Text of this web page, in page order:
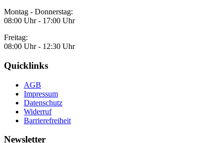
Montag - Donnerstag:
08:00 Uhr - 17:00 Uhr
Freitag:
08:00 Uhr - 12:30 Uhr
Quicklinks
AGB
Impressum
Datenschutz
Widerruf
Barrierefreiheit
Newsletter